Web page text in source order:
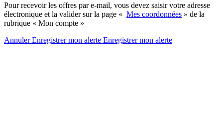
Pour recevoir les offres par e-mail, vous devez saisir votre adresse
électronique et la valider sur la page « Mes coordonnées » de la
rubrique « Mon compte »
AnnulerEnregistrer mon alerte Enregistrermon alerte